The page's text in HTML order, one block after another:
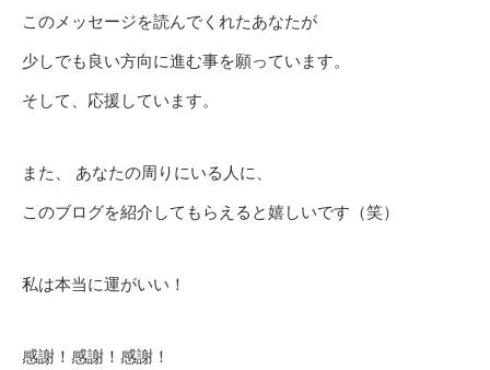
このメッセージを読んでくれたあなたが
少しでも良い方向に進む事を願っています。
そして、応援しています。
また、 あなたの周りにいる人に、
このブログを紹介してもらえると嬉しいです（笑）
私は本当に運がいい！
感謝！感謝！感謝！